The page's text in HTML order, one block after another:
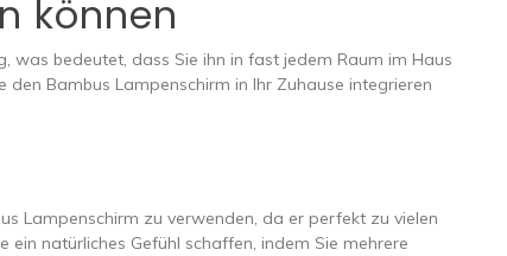
können
was bedeutet, dass Sie ihn in fast jedem Raum im Haus
den Bambus Lampenschirm in Ihr Zuhause integrieren
Lampenschirm zu verwenden, da er perfekt zu vielen
ein natürliches Gefühl schaffen, indem Sie mehrere